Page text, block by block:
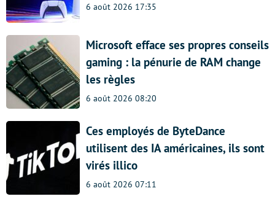
6 août 2026 17:35
Microsoft efface ses propres conseils
gaming : la pénurie de RAM change
les règles
6 août 2026 08:20
Ces employés de ByteDance
utilisent des IA américaines, ils sont
virés illico
6 août 2026 07:11